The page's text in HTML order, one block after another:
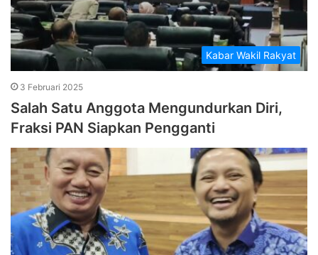
Kabar Wakil Rakyat
3 Februari 2025
Salah Satu Anggota Mengundurkan Diri,
Fraksi PAN Siapkan Pengganti